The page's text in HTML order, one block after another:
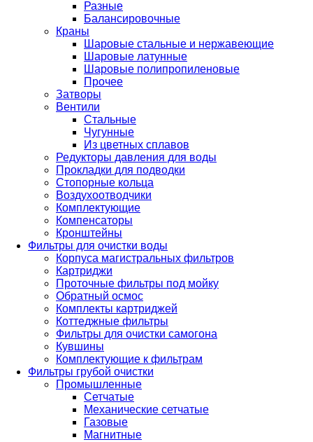
Разные
Балансировочные
Краны
Шаровые стальные и нержавеющие
Шаровые латунные
Шаровые полипропиленовые
Прочее
Затворы
Вентили
Стальные
Чугунные
Из цветных сплавов
Редукторы давления для воды
Прокладки для подводки
Стопорные кольца
Воздухоотводчики
Комплектующие
Компенсаторы
Кронштейны
Фильтры для очистки воды
Корпуса магистральных фильтров
Картриджи
Проточные фильтры под мойку
Обратный осмос
Комплекты картриджей
Коттеджные фильтры
Фильтры для очистки самогона
Кувшины
Комплектующие к фильтрам
Фильтры грубой очистки
Промышленные
Сетчатые
Механические сетчатые
Газовые
Магнитные